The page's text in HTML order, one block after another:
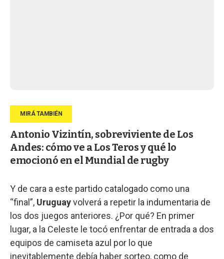
Antonio Vizintín, sobreviviente de Los
Andes: cómo ve a Los Teros y qué lo
emocionó en el Mundial de rugby
Y de cara a este partido catalogado como una
“final”, Uruguayvolverá a repetir la indumentaria de
los dos juegos anteriores. ¿Por qué? En primer
lugar, a la Celeste le tocó enfrentar de entrada a dos
equipos de camiseta azul por lo que
inevitablemente debía haber sorteo, como de